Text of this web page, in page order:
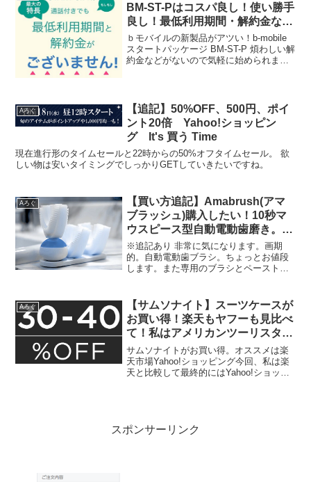
BM-ST-Pはコスパ良し！使い勝手
良し！最低利用期間・解約金な
し！MNPもOK☆
ｂモバイルの新製品がアツい！b-mobile
スタートパッケージ BM-ST-P 煩わしい解
約金などがないので気軽に始められます
Aろぐ
【追記】50%OFF、500円、ポイ
ント20倍 Yahoo!ショッピン
グ It's 買う Time
現在進行形のタイムセールと22時からの50%オフタイムセール。 欲
しい物は安いタイミングでしっかりGETしていきたいですね。
Aろぐ
【買い方追記】Amabrush(アマ
ブラッシュ)購入したい！10秒マ
ウスピース型自動電動歯磨き。気
になる値段と買える場所
※追記あり 非常に気になります。画期
的。自動電動歯ブラシ。ちょっとお値段
します。また専用のブラシとペーストを
せん笑 今現在は普通の歯ブラシと、フィ
リップスの電動歯ブラシ...
Aろぐ
【サムソナイト】スーツケースが
お買い得！楽天もヤフーも見比べ
て！私はアメリカンツーリスター
を購入しました☆
サムソナイトがお買い得。オススメは楽
天市場Yahoo!ショッピング今回、私は楽
天と比較して最終的にはYahoo!ショッピ
スポンサーリンク